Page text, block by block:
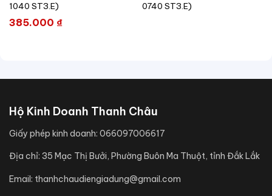
1040 ST3.E)
385.000 ₫
0740 ST3.E)
Hộ Kinh Doanh Thanh Châu
Giấy phép kinh doanh: 066097006617
Địa chỉ: 35 Mạc Thị Bưởi, Phường Buôn Ma Thuột, tỉnh Đắk Lắk
Email: thanhchaudiengiadung@gmail.com